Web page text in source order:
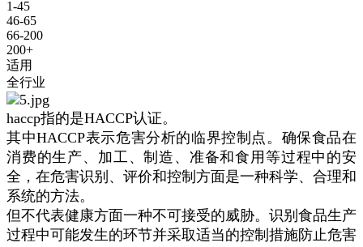
1-45
46-65
66-200
200+
适用
全行业
haccp指的是HACCP认证。
其中HACCP表示危害分析的临界控制点。确保食品在
消费的生产、加工、制造、准备和食用等过程中的安
全，在危害识别、评价和控制方面是一种科学、合理和
系统的方法。
但不代表健康方面一种不可接受的威胁。识别食品生产
过程中可能发生的环节并采取适当的控制措施防止危害